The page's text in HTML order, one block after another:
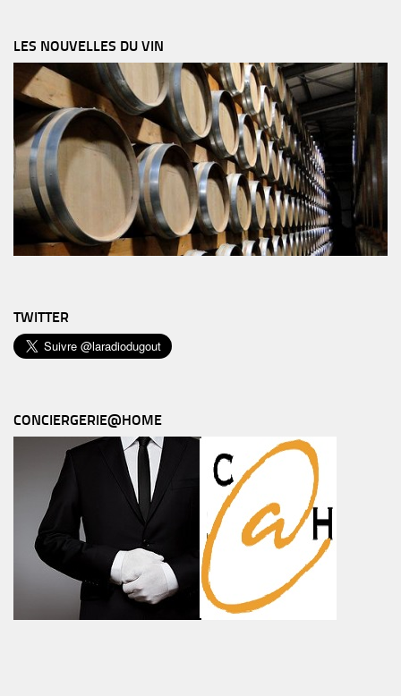
LES NOUVELLES DU VIN
TWITTER
CONCIERGERIE@HOME